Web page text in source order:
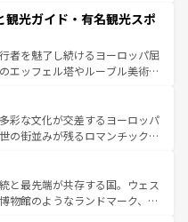
忘れられない旅をしてみよう！
は
情熱的なフラメンコ、熱気あふ
タパスが生活の一部となってい
された雰囲気や、バルセロナの
地方では古代ローマ遺跡や中世
気候が異なるスペインはその個
性で訪れる人を魅了する。 なお、新着のスペイン情報は コ
しい。
観光ガイド・有名観光スポ
者を魅了し続けるヨーロッパ屈
エッフェル塔やルーブル美術館
いる。華麗な宮殿、歴史的な大
て豊かな自然が、訪れる者を心
ンスは美食の国としても知ら
であるランス、プロヴァンスの
、多彩な楽しみ方が可能だ。さ
魅力が溢れており、どの街角に
彩な文化が交差するヨーロッパ
の街並みが残るロマンチック街
歩いても飽きることがない。ベ
エルン州のアルプスの絶景、そ
畑といった風景は必見。ビール
と最先端が共存する国。ウェス
物館のようなランドマーク、歴